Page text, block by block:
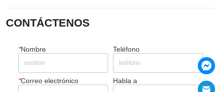
CONTÁCTENOS
*Nombre Teléfono
*Correo electrónico Habla a